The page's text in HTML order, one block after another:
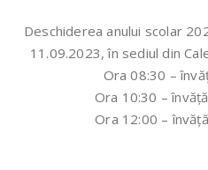
Deschiderea anului scolar
11.09.2023, în sediul din
Ora 08:30 –
Ora 10:30 –
Ora 12:00 –